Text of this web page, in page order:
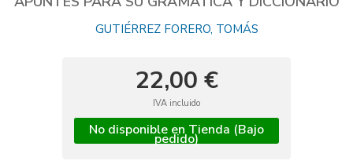
GUTIÉRREZ FORERO, TOMÁS
22,00 €
IVA incluido
No disponible en Tienda (Bajo
pedido)